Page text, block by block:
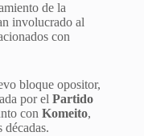
de la
involucrado al
con
bloque opositor,
por el Partido
con Komeito,